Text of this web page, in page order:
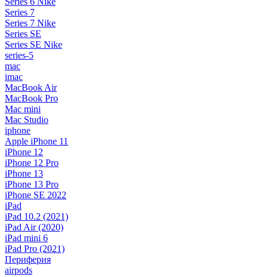
Series 7
Series 7 Nike
Series SE
Series SE Nike
series-5
mac
imac
MacBook Air
MacBook Pro
Mac mini
Mac Studio
iphone
Apple iPhone 11
iPhone 12
iPhone 12 Pro
iPhone 13
iPhone 13 Pro
iPhone SE 2022
iPad
iPad 10.2 (2021)
iPad Air (2020)
iPad mini 6
iPad Pro (2021)
Периферия
airpods